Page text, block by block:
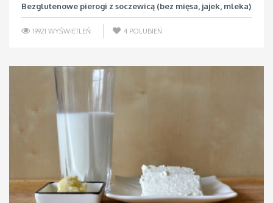
Bezglutenowe pierogi z soczewicą (bez mięsa, jajek, mleka)
19921 WYŚWIETLEŃ 4 POLUBIEŃ